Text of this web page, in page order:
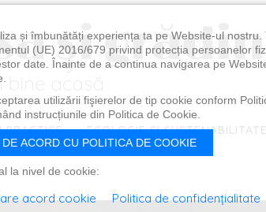
PRACTICE ECOLOGIE ȘI SUSTENABILITATE
și îmbunătăți experiența ta pe Website-ul
(UE) 2016/679 privind protecția persoanelor
date. Înainte de a continua navigarea pe
utilizării fişierelor de tip cookie conform
instrucțiunile din Politica de Cookie.
ACORD CU POLITICA DE COOKIE
la nivel de cookie:
acord cookie Politica de confidențialitate